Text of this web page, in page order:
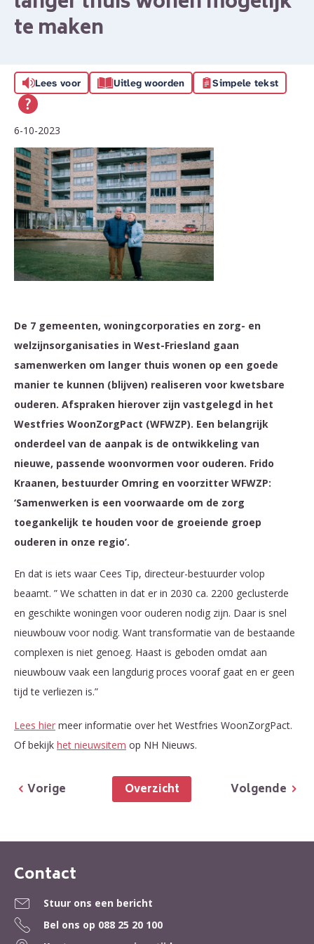
te maken
Lees voor Uitleg woorden Simpele tekst
6-10-2023
De 7 gemeenten, woningcorporaties en zorg- en
welzijnsorganisaties in West-Friesland gaan
samenwerken om langer thuis wonen op een goede
manier te kunnen (blijven) realiseren voor kwetsbare
ouderen. Afspraken hierover zijn vastgelegd in het
Westfries WoonZorgPact (WFWZP). Een belangrijk
onderdeel van de aanpak is de ontwikkeling van
nieuwe, passende woonvormen voor ouderen. Frido
Kraanen, bestuurder Omring en voorzitter WFWZP:
‘Samenwerken is een voorwaarde om de zorg
toegankelijk te houden voor de groeiende groep
ouderen in onze regio’.
En dat is iets waar Cees Tip, directeur-bestuurder volop
beaamt. ” We schatten in dat er in 2030 ca. 2200 geclusterde
en geschikte woningen voor ouderen nodig zijn. Daar is snel
nieuwbouw voor nodig. Want transformatie van de bestaande
complexen is niet genoeg. Haast is geboden omdat aan
nieuwbouw vaak een langdurig proces vooraf gaat en er geen
tijd te verliezen is.”
Lees hier meer informatie over het Westfries WoonZorgPact.
Of bekijk het nieuwsitem op NH Nieuws.
Volgende
Overzicht
Vorige
Contactinformatie
Contact
Stuur ons een bericht
Bel ons op 088 25 20 100